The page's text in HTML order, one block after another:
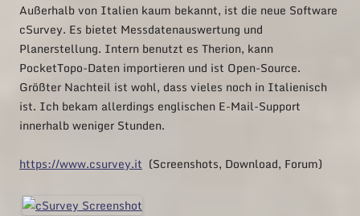
Außerhalb von Italien kaum bekannt, ist die neue Software
cSurvey. Es bietet Messdatenauswertung und
Planerstellung. Intern benutzt es Therion, kann
PocketTopo-Daten importieren und ist Open-Source.
Größter Nachteil ist wohl, dass vieles noch in Italienisch
ist. Ich bekam allerdings englischen E-Mail-Support
innerhalb weniger Stunden.
https://www.csurvey.it (Screenshots, Download, Forum)